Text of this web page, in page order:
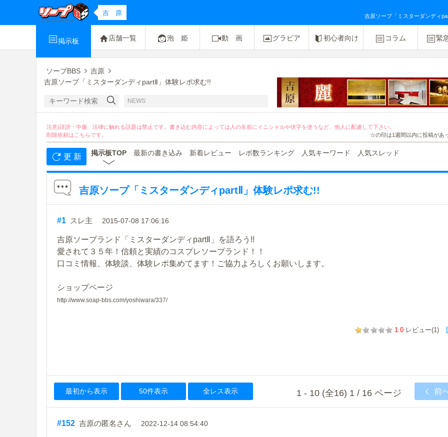
吉原ソープ「ミスターダンディ
吉 原
掲示板 店舗一覧 泡 姫 動 画 グラビア 初心者向け コラム 緊
ソープBBS
吉原
吉原ソープ「ミスターダンディpartⅡ」体験レポ求む!!
NEWS [PR]友達紹介キャンペーン２０％OFF！
注意)誹謗・中傷、法律に触れる話題は禁止です。書き込む内容によっては人の名前にイニシャルや伏字を使うなど、他人に配慮して下さい。
削除依頼は こちらです。 ☆の印は1週間以内に投稿があ
更 新 掲示板TOP 最新の書き込み 新着レビュー レポ数ランキング 人気キーワード 人気スレッド
吉原ソープ「ミスターダンディpartⅡ」体験レポ求む!!
#1 スレ主 2015-07-08 17:06:16
吉原ソープランド「ミスターダンディpartⅡ」を語ろう!!
愛されて３５年！信頼と実績のコスプレソープランド！！
口コミ情報、体験談、体験レポ集めてます！ご協力よろしくお願いします。
ショップページ
http://www.soap-bbs.com/yoshiwara/337/
1.0 レビュー(1)
最初から表示 50件表示 全レス表示 1 - 10 (全16) 1 / 16 ページ 前
#152 吉原の匿名さん 2022-12-14 08:54:40